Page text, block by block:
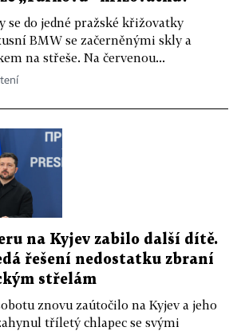
se do jedné pražské křižovatky
BMW se začerněnými skly a
na střeše. Na červenou...
na Kyjev zabilo další dítě.
řešení nedostatku zbraní
střelám
znovu zaútočilo na Kyjev a jeho
tříletý chlapec se svými